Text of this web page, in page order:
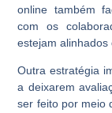
online também
com os
estejam alinhados
Outra estratégia
a deixarem
ser feito por meio